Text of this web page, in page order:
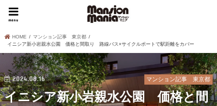
menu
HOME
マンション記事 東京都
イニシア新小岩親水公園 価格と間取り 路線バス×サイクルポートで駅距離をカバー
マンション記事 東京都
2024.08.16
イニシア新小岩親水公園 価格と間